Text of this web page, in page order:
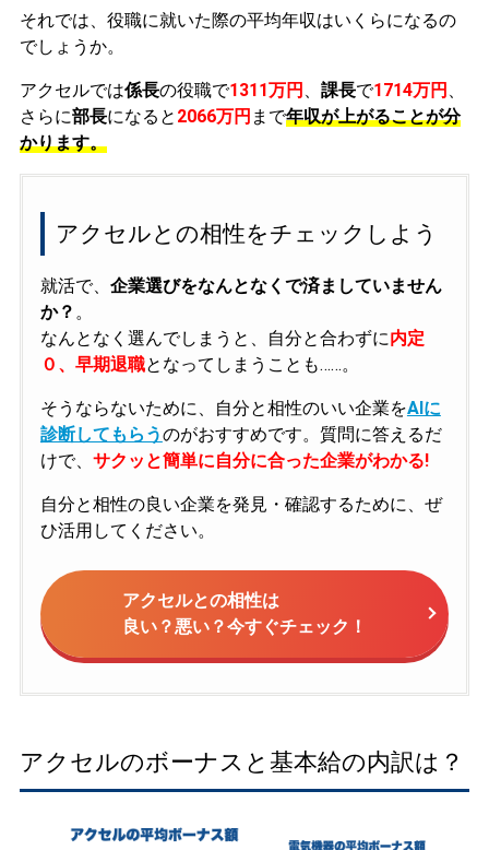
それでは、役職に就いた際の平均年収はいくらになるの
でしょうか。
アクセルでは係長の役職で1311万円 課長で1714万円
さらに部長になると 2066万円 まで年収が上がることが分
かります。
アクセルとの相性をチェックしよう
就活で、 企業選びをなんとなくで済ましていません
か？ 。
なんとなく選んでしまうと、自分と合わずに内定
０、早期退職となってしまうことも……。
そうならないために、自分と相性のいい企業をAIに
診断してもらうのがおすすめです。質問に答えるだ
けで、 サクッと簡単に自分に合った企業がわかる!
自分と相性の良い企業を発見・確認するために、ぜ
ひ活用してください。
アクセルとの相性は
良い？悪い？今すぐチェック！
アクセルのボーナスと基本給の内訳は？